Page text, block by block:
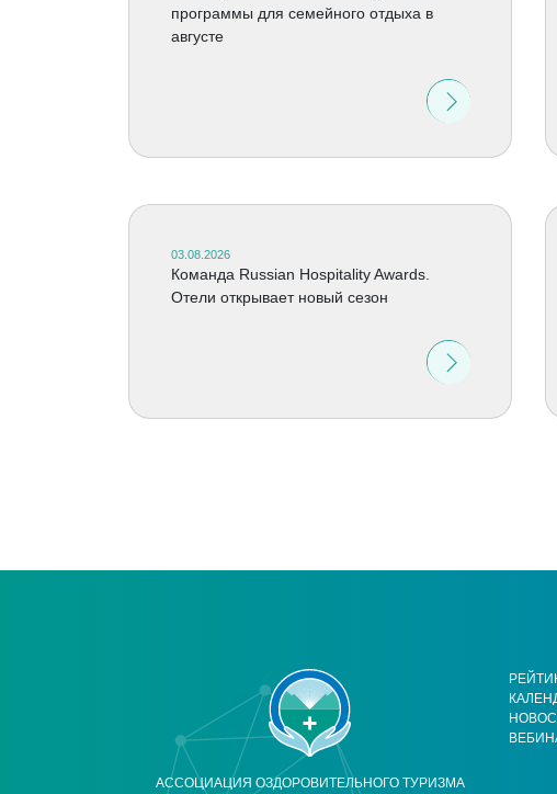
программы для семейного отдыха в
августе
03.08.2026
Команда Russian Hospitality Awards.
Отели открывает новый сезон
АССОЦИАЦИЯ ОЗДОРОВИТЕЛЬНОГО ТУРИЗМА